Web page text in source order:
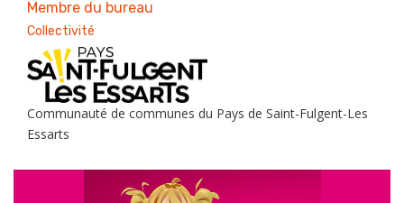
Membre du bureau
Collectivité
Communauté de communes du Pays de Saint-Fulgent-Les
Essarts